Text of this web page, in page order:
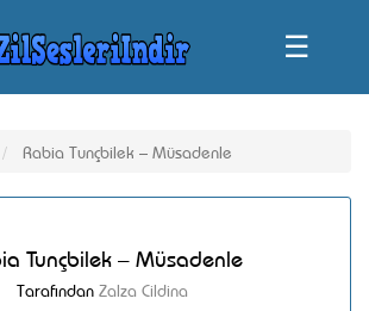
☰
Rabia Tunçbilek – Müsadenle
Tunçbilek – Müsadenle
Tarafından Zalza Cildina